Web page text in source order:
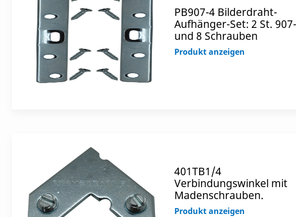
PB907-4 Bilderdraht-
Aufhänger-Set: 2 St.
und 8 Schrauben
Produkt anzeigen
401TB1/4
Verbindungswinkel mit
Madenschrauben.
Produkt anzeigen